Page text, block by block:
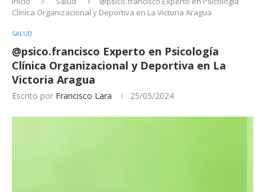
Clínica Organizacional y Deportiva en La Victoria Aragua
SALUD
@psico.francisco Experto en Psicología
Clínica Organizacional y Deportiva en La
Victoria Aragua
Escrito por Francisco Lara 25/05/2024